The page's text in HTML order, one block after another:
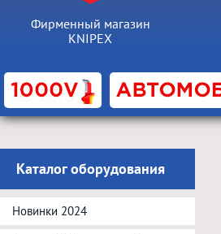
Фирменный магазин
KNIPEX
Каталог оборудования
Новинки 2024